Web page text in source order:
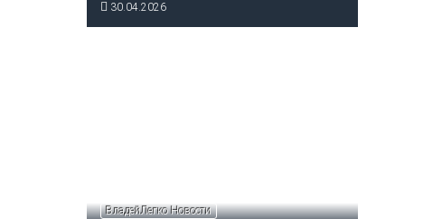
30.04.2026
ВладейЛегко Новости